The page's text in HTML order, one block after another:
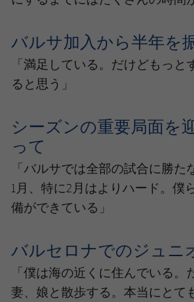
バルサ加入から半年を
「満足している。だけどもっ
ると思う」
シーズンの重要局面を
って
「バルサでは全部の試合に勝た
1月、特に2月はよりハード。僕
備ができている」
バルセロナでのジュニ
「僕は海の近くに住んでいる。
妻、娘と散歩する。本当にとて